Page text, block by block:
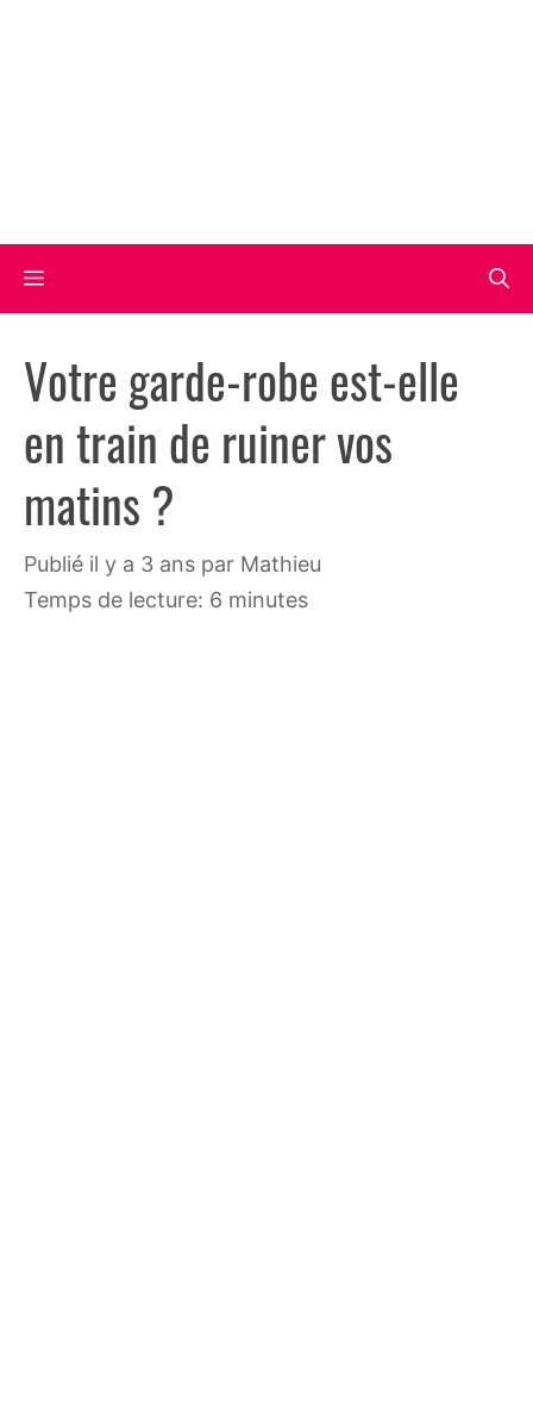
Menu
Votre garde-robe est-elle
en train de ruiner vos
matins ?
publié il y a 3 ans par Mathieu
Temps de lecture: 6 minutes